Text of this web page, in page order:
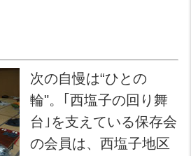
次の自慢は“ひとの
輪"。｢西塩子の回り舞
台｣を支えている保存会
の会員は、西塩子地区